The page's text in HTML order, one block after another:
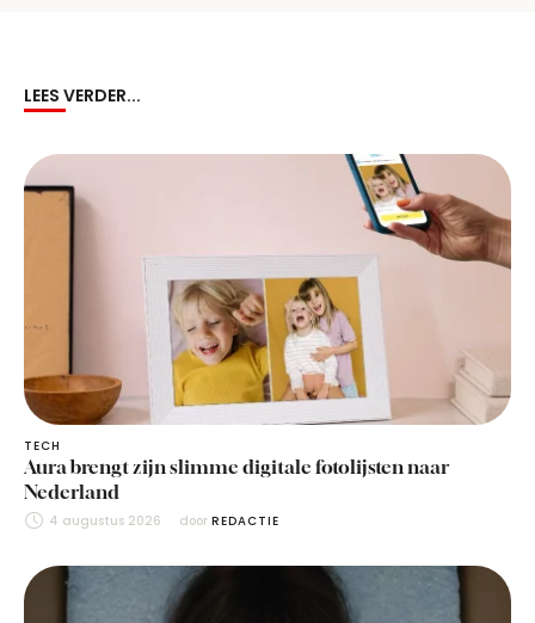
LEES VERDER...
TECH
Aura brengt zijn slimme digitale fotolijsten naar
Nederland
4 augustus 2026 door REDACTIE